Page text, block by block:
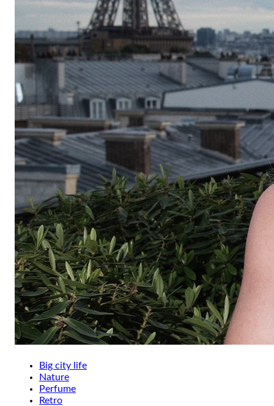
Big city life
Nature
Perfume
Retro